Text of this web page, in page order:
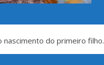
nascimento do primeiro filho.